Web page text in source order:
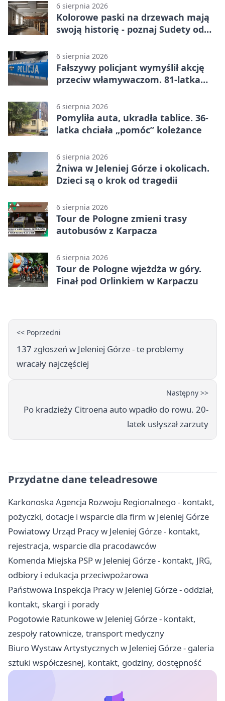
6 sierpnia 2026
Kolorowe paski na drzewach mają
swoją historię - poznaj Sudety od
6 sierpnia 2026
Fałszywy policjant wymyślił akcję
przeciw włamywaczom. 81-latka
6 sierpnia 2026
Pomyliła auta, ukradła tablice. 36-
latka chciała „pomóc” koleżance
6 sierpnia 2026
Żniwa w Jeleniej Górze i okolicach.
Dzieci są o krok od tragedii
6 sierpnia 2026
Tour de Pologne zmieni trasy
autobusów z Karpacza
6 sierpnia 2026
Tour de Pologne wjeżdża w góry.
Finał pod Orlinkiem w Karpaczu
<< Poprzedni
137 zgłoszeń w Jeleniej Górze - te problemy
wracały najczęściej
Następny >>
Po kradzieży Citroena auto wpadło do rowu. 20-
latek usłyszał zarzuty
Przydatne dane teleadresowe
Karkonoska Agencja Rozwoju Regionalnego - kontakt,
pożyczki, dotacje i wsparcie dla firm w Jeleniej Górze
Powiatowy Urząd Pracy w Jeleniej Górze - kontakt,
rejestracja, wsparcie dla pracodawców
Komenda Miejska PSP w Jeleniej Górze - kontakt, JRG,
odbiory i edukacja przeciwpożarowa
Państwowa Inspekcja Pracy w Jeleniej Górze - oddział,
kontakt, skargi i porady
Pogotowie Ratunkowe w Jeleniej Górze - kontakt,
zespoły ratownicze, transport medyczny
Biuro Wystaw Artystycznych w Jeleniej Górze - galeria
sztuki współczesnej, kontakt, godziny, dostępność